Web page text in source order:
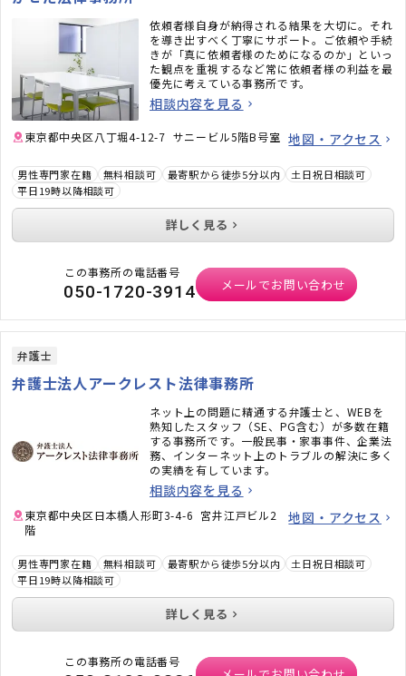
依頼者様自身が納得される結果を大切に。それ
を導き出すべく丁寧にサポート。ご依頼や手続
きが「真に依頼者様のためになるのか」といっ
た観点を重視するなど常に依頼者様の利益を最
優先に考えている事務所です。
相談内容を見る
東京都中央区八丁堀4-12-7 サニービル5階B号室 地図・アクセス
男性専門家在籍 無料相談可 最寄駅から徒歩5分以内
土日祝日相談可
平日19時以降相談可
詳しく見る
この事務所の電話番号
050-1720-3914 メールでお問い合わせ
弁護士
弁護士法人アークレスト法律事務所
ネット上の問題に精通する弁護士と、WEBを
熟知したスタッフ（SE、PG含む）が多数在籍
する事務所です。一般民事・家事事件、企業法
務、インターネット上のトラブルの解決に多く
の実績を有しています。
相談内容を見る
東京都中央区日本橋人形町3-4-6 宮井江戸ビル2
階
地図・アクセス
男性専門家在籍 無料相談可 最寄駅から徒歩5分以内
土日祝日相談可
平日19時以降相談可
詳しく見る
この事務所の電話番号